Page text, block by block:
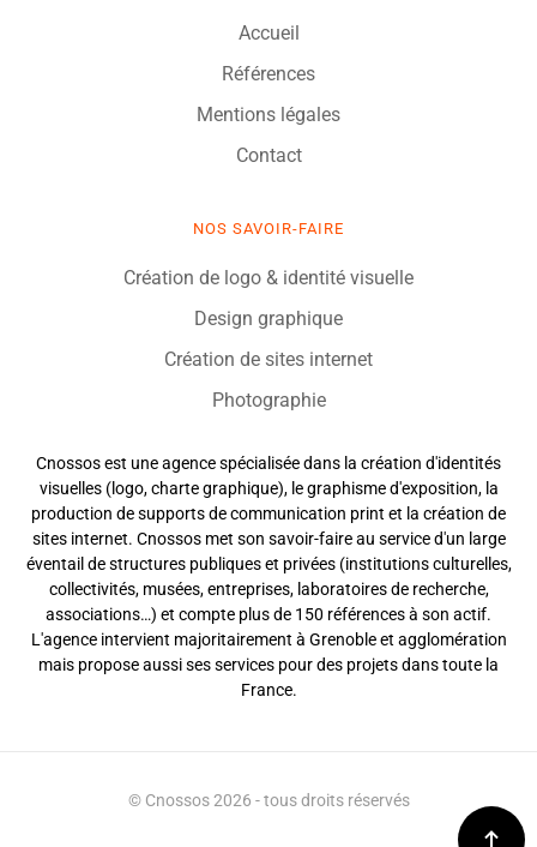
Accueil
Références
Mentions légales
Contact
NOS SAVOIR-FAIRE
Création de logo & identité visuelle
Design graphique
Création de sites internet
Photographie
Cnossos est une agence spécialisée dans la création d'identités
visuelles (logo, charte graphique), le graphisme d'exposition, la
production de supports de communication print et la création de
sites internet. Cnossos met son savoir-faire au service d'un large
éventail de structures publiques et privées (institutions culturelles,
collectivités, musées, entreprises, laboratoires de recherche,
associations…) et compte plus de 150 références à son actif.
L'agence intervient majoritairement à Grenoble et agglomération
mais propose aussi ses services pour des projets dans toute la
France.
© Cnossos 2026 - tous droits réservés